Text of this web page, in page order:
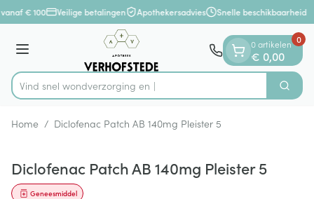
Ga naar de inhoud
1 van 1
€ 100 Veilige betalingen Apothekersadvies Snelle beschikbaarheid
Menu
Product, merk, categorie...
Vind snel wondverzo Zoek
0 artikelen
€ 0,00
0
Home / Diclofenac Patch AB 140mg Pleister 5
Diclofenac Patch AB 140mg Pleister 5
Geneesmiddel